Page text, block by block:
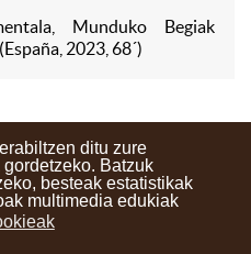
ditu zure
Batzuk
besteak estatistikak
multimedia edukiak
Munduko Begiak
2023, 68´)
Lege oharra
Berriak
iritzia